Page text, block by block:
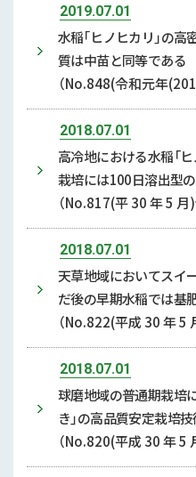
2019.07.01
水稲｢ヒノヒカリ｣の高
質は中苗と同等である
（No.848(令和元年
2018.07.01
高冷地における水稲「
栽培には100日溶出型
（No.817(平 30 年 5
2018.07.01
天草地域においてスイ
だ後の早期水稲では基
（No.822(平成 30 年 5
2018.07.01
球磨地域の普通期栽培
き」の高品質安定栽培
（No.820(平成 30 年 5